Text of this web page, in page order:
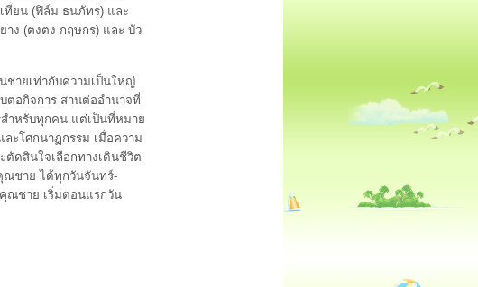
ทียน (ฟิล์ม ธนภัทร) และ
าง (ตงตง กฤษกร) และ บัว
ยเท่ากับความเป็นใหญ่
ต่อกิจการ สานต่ออำนาจที่
ำหรับทุกคน แต่เป็นที่หมาย
ะโศกนาฏกรรม เมื่อความ
ดสินใจเลือกทางเดินชีวิต
ณชาย ได้ทุกวันจันทร์-
คุณชาย เริ่มตอนแรกวัน